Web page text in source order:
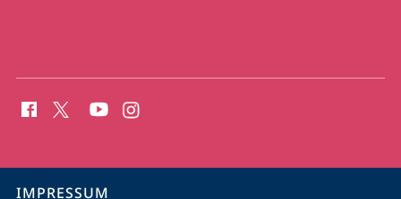
Media
Service-
IMPRESSUM